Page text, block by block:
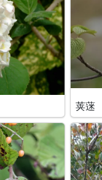
荚蒾